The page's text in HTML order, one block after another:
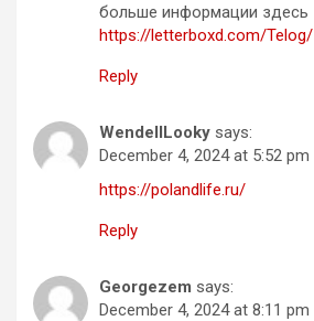
больше информации здесь
https://letterboxd.com/Telog/
Reply
WendellLooky says:
December 4, 2024 at 5:52 pm
https://polandlife.ru/
Reply
Georgezem says:
December 4, 2024 at 8:11 pm